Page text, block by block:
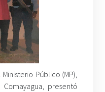
Público (MP),
presentó